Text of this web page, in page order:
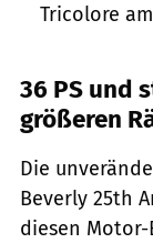
Tricolore
36 PS und
größeren
Die
Beverly 25th
diesen Motor-